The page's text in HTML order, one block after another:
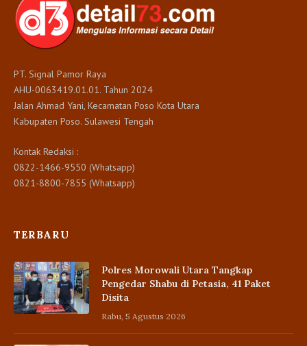
PT. Signal Pamor Raya
AHU-0063419.01.01. Tahun 2024
Jalan Ahmad Yani, Kecamatan Poso Kota Utara
Kabupaten Poso. Sulawesi Tengah
Kontak Redaksi :
0822-1466-9550 (Whatsapp)
0821-8800-7855 (Whatsapp)
TERBARU
Polres Morowali Utara Tangkap
Pengedar Shabu di Petasia, 41 Paket
Disita
Rabu, 5 Agustus 2026